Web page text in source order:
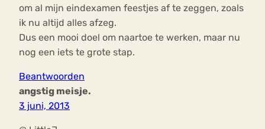
om al mijn eindexamen feestjes af te zeggen, zoals
ik nu altijd alles afzeg.
Dus een mooi doel om naartoe te werken, maar nu
nog een iets te grote stap.
Beantwoorden
angstig meisje.
3 juni, 2013